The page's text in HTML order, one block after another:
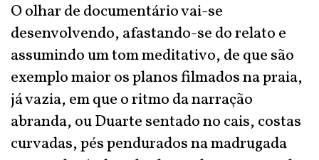
O olhar de documentário vai-se
desenvolvendo, afastando-se do relato e
assumindo um tom meditativo, de que são
exemplo maior os planos filmados na praia,
já vazia, em que o ritmo da narração
abranda, ou Duarte sentado no cais, costas
curvadas, pés pendurados na madrugada